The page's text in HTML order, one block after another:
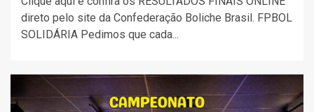
direto pelo site da Confederação Boliche Brasil. FPBOL
SOLIDÁRIA Pedimos que cada...